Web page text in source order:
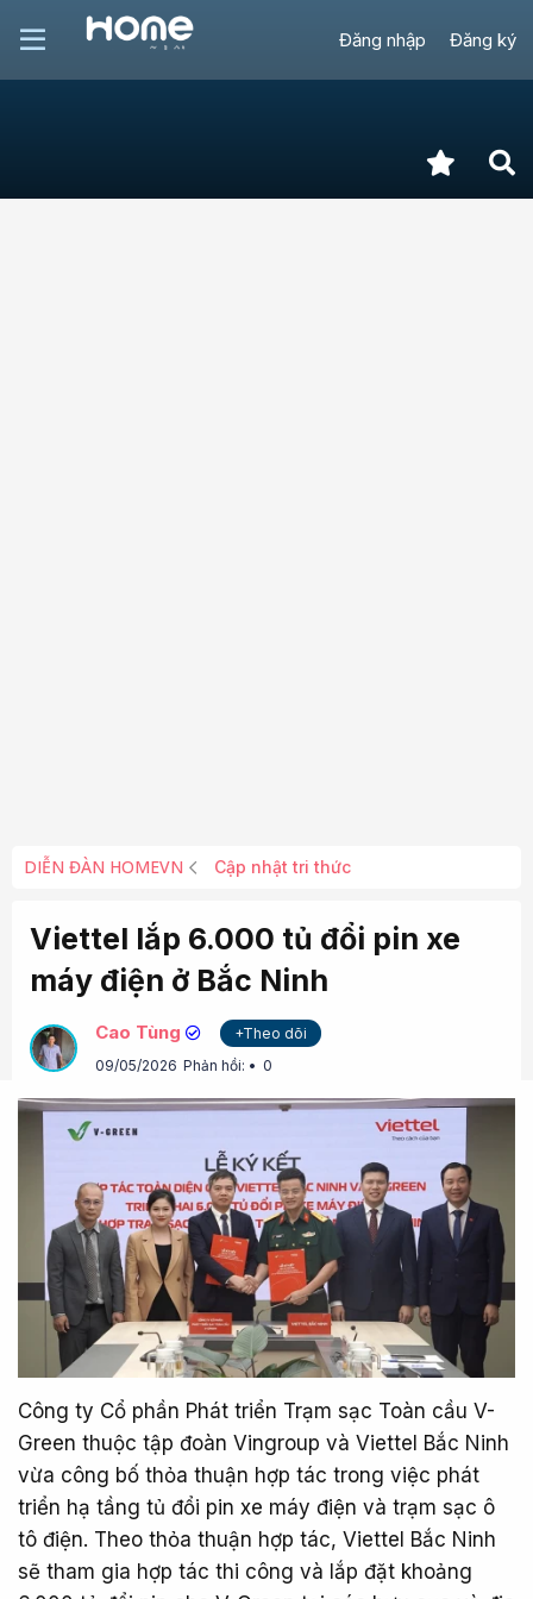
Đăng nhập Đăng ký
DIỄN ĐÀN HOMEVN Cập nhật tri thức
Viettel lắp 6.000 tủ đổi pin xe
máy điện ở Bắc Ninh
Cao Tùng
+Theo dõi
09/05/2026 Phản hồi: 0
Công ty Cổ phần Phát triển Trạm sạc Toàn cầu V-
Green thuộc tập đoàn Vingroup và Viettel Bắc Ninh
vừa công bố thỏa thuận hợp tác trong việc phát
triển hạ tầng tủ đổi pin xe máy điện và trạm sạc ô
tô điện. Theo thỏa thuận hợp tác, Viettel Bắc Ninh
sẽ tham gia hợp tác thi công và lắp đặt khoảng